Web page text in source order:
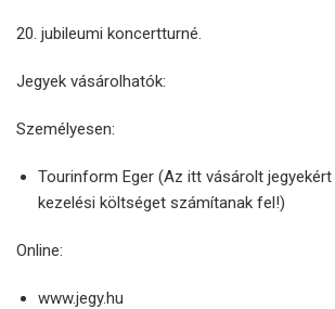
20. jubileumi koncertturné.
Jegyek vásárolhatók:
Személyesen:
Tourinform Eger (Az itt vásárolt
kezelési költséget számítanak fel!)
Online:
www.jegy.hu